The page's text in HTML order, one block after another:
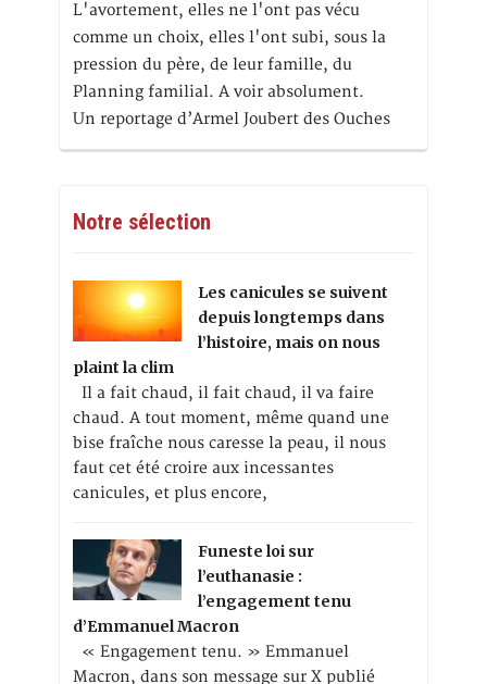
L'avortement, elles ne l'ont pas vécu
comme un choix, elles l'ont subi, sous la
pression du père, de leur famille, du
Planning familial. A voir absolument.
Un reportage d’Armel Joubert des Ouches
Notre sélection
Les canicules se suivent
depuis longtemps dans
l’histoire, mais on nous
plaint la clim
Il a fait chaud, il fait chaud, il va faire
chaud. A tout moment, même quand une
bise fraîche nous caresse la peau, il nous
faut cet été croire aux incessantes
canicules, et plus encore,
Funeste loi sur
l’euthanasie :
l’engagement tenu
d’Emmanuel Macron
« Engagement tenu. » Emmanuel
Macron, dans son message sur X publié